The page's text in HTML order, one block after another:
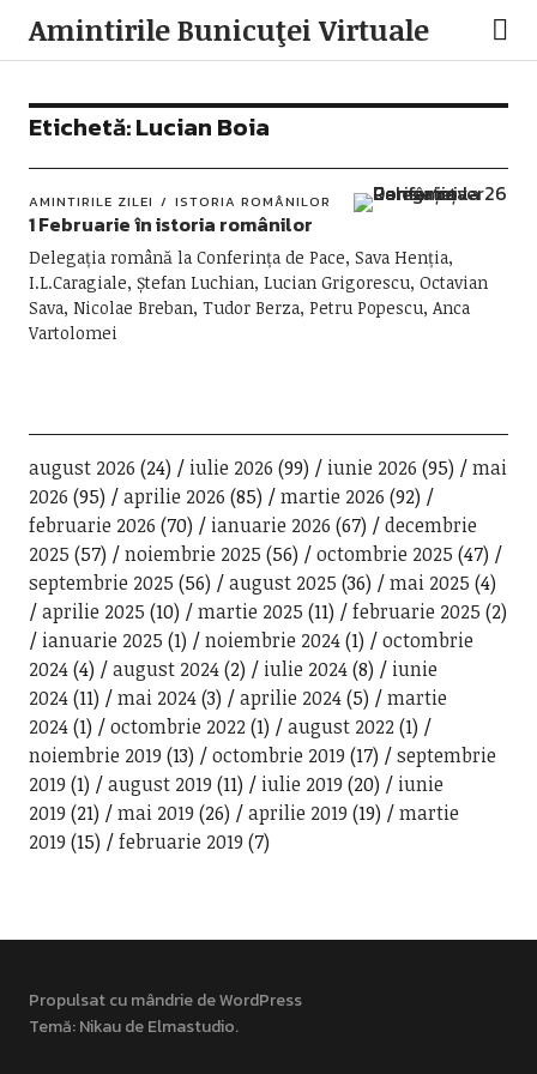
Amintirile Bunicuţei Virtuale
Etichetă:Lucian Boia
AMINTIRILE ZILEI ISTORIA ROMÂNILOR
1 Februarie în istoria românilor
Delegația română la Conferința de Pace, Sava Henția,
I.L.Caragiale, Ștefan Luchian, Lucian Grigorescu, Octavian
Sava, Nicolae Breban, Tudor Berza, Petru Popescu, Anca
Vartolomei
august 2026 (24) iulie 2026 (99) iunie 2026 (95)
mai
2026 (95) aprilie 2026 (85) martie 2026 (92)
februarie 2026 (70) ianuarie 2026 (67)
decembrie
2025 (57) noiembrie 2025 (56) octombrie 2025 (47)
septembrie 2025 (56) august 2025 (36) mai 2025 (4)
aprilie 2025 (10) martie 2025 (11) februarie 2025 (2)
ianuarie 2025 (1) noiembrie 2024(1)
octombrie
2024(4) august 2024(2) iulie 2024(8)
iunie
2024(11) mai 2024(3) aprilie 2024(5)
martie
2024(1) octombrie 2022(1) august 2022(1)
noiembrie 2019 (13) octombrie 2019 (17)
septembrie
2019 (1) august 2019 (11) iulie 2019 (20)
iunie
2019 (21) mai 2019 (26) aprilie 2019 (19)
martie
2019 (15) februarie 2019 (7)
Propulsat cu mândrie de WordPress
Temă: Nikau deElmastudio.